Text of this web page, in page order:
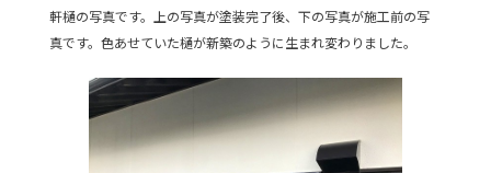
軒樋の写真です。上の写真が塗装完了後、下の写真が施工前の写
真です。色あせていた樋が新築のように生まれ変わりました。